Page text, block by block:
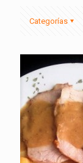
Categorías